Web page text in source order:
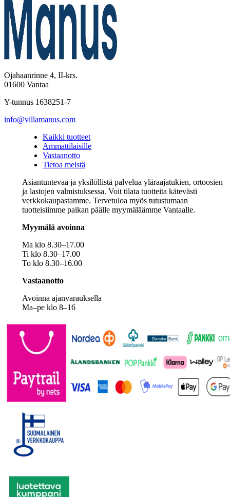
Ojahaanrinne 4, II-krs.
01600 Vantaa
Y-tunnus 1638251-7
info@villamanus.com
Kaikki tuotteet
Ammattilaisille
Vastaanotto
Tietoa meistä
Asiantuntevaa ja yksilöllistä palvelua yläraajatukien, ortoosien
ja lastojen valmistuksessa. Voit tilata tuotteita kätevästi
verkkokaupastamme. Tervetuloa myös tutustumaan
tuotteisiimme paikan päälle myymäläämme Vantaalle.
Myymälä avoinna
Ma klo 8.30–17.00
Ti klo 8.30–17.00
To klo 8.30–16.00
Vastaanotto
Avoinna ajanvarauksella
Ma–pe klo 8–16